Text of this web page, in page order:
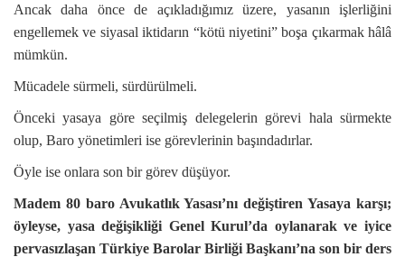
Ancak daha önce de açıkladığımız üzere, yasanın işlerliğini
engellemek ve siyasal iktidarın “kötü niyetini” boşa çıkarmak hâlâ
mümkün.
Mücadele sürmeli, sürdürülmeli.
Önceki yasaya göre seçilmiş delegelerin görevi hala sürmekte
olup, Baro yönetimleri ise görevlerinin başındadırlar.
Öyle ise onlara son bir görev düşüyor.
Madem 80 baro Avukatlık Yasası’nı değiştiren Yasaya karşı;
öyleyse, yasa değişikliği Genel Kurul’da oylanarak ve iyice
pervasızlaşan Türkiye Barolar Birliği Başkanı’na son bir ders